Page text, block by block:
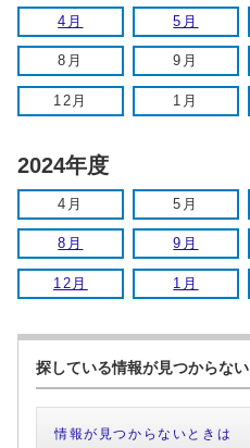
4月 5月
8月 9月
12月 1月
2024年度
4月 5月
8月 9月
12月 1月
探している情報が見つからない
情報が見つからないときは